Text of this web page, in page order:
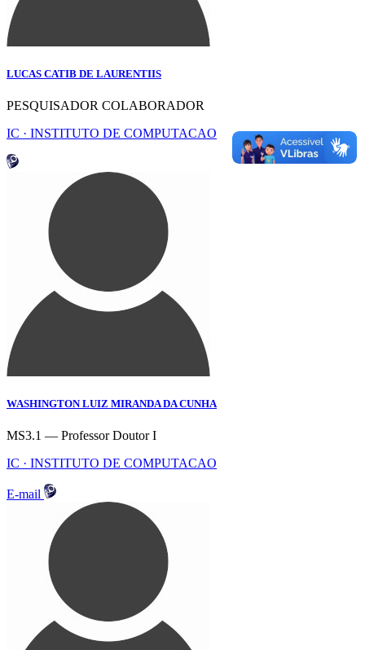
LUCAS CATIB DE LAURENTIIS
PESQUISADOR COLABORADOR
IC · INSTITUTO DE COMPUTACAO
WASHINGTON LUIZ MIRANDA DA CUNHA
MS3.1 — Professor Doutor I
IC · INSTITUTO DE COMPUTACAO
E-mail